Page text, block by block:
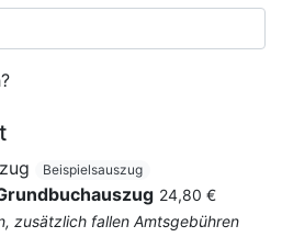
Beispielsauszug
24,80 €
zusätzlich fallen Amtsgebühren